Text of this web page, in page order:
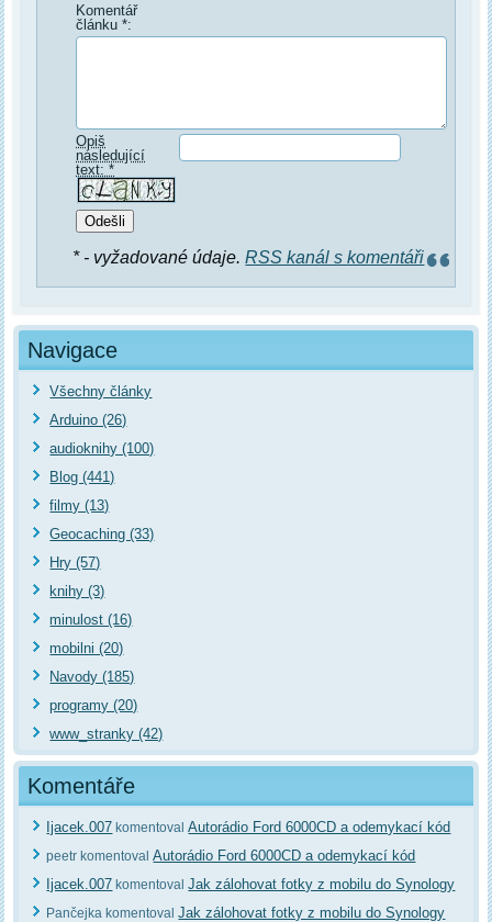
Komentář
článku *:
Opiš
následující
text: *
* - vyžadované údaje.RSS kanál s komentáři
Navigace
Všechny články
Arduino (26)
audioknihy (100)
Blog (441)
filmy (13)
Geocaching (33)
Hry (57)
knihy (3)
minulost (16)
mobilni (20)
Navody (185)
programy (20)
www_stranky (42)
Komentáře
Ijacek.007 komentovalAutorádio Ford 6000CD a odemykací kód
peetr komentovalAutorádio Ford 6000CD a odemykací kód
Ijacek.007 komentovalJak zálohovat fotky z mobilu do Synology
Pančejka komentovalJak zálohovat fotky z mobilu do Synology